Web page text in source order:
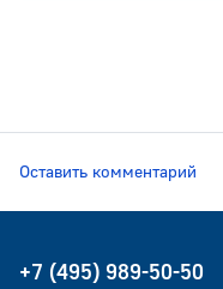
Оставить комментарий
+7 (495) 989-50-50